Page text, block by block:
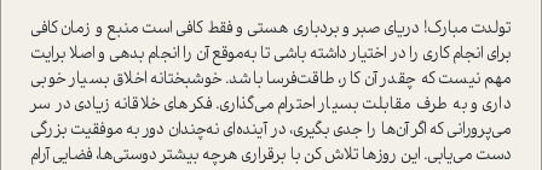
تولدت مبارک! دریای صبر و بردباری هستی و فقط کافی است منبع و زمان کافی
برای انجام کاری را در اختیار داشته باشی تا به‌موقع آن را انجام بدهی و اصلا برایت
مهم نیست که چقدر آن کار، طاقت‌فرسا باشد. خوشبختانه اخلاق بسیار خوبی
داری و به طرف مقابلت بسیار احترام می‌گذاری. فکرهای خلاقانه زیادی در سر
می‌پرورانی که اگر آن‌ها را جدی بگیری، در آینده‌ای نه‌چندان دور به موفقیت بزرگی
دست می‌یابی. این روزها تلاش کن با برقراری هرچه بیشتر دوستی‌ها، فضایی آرام